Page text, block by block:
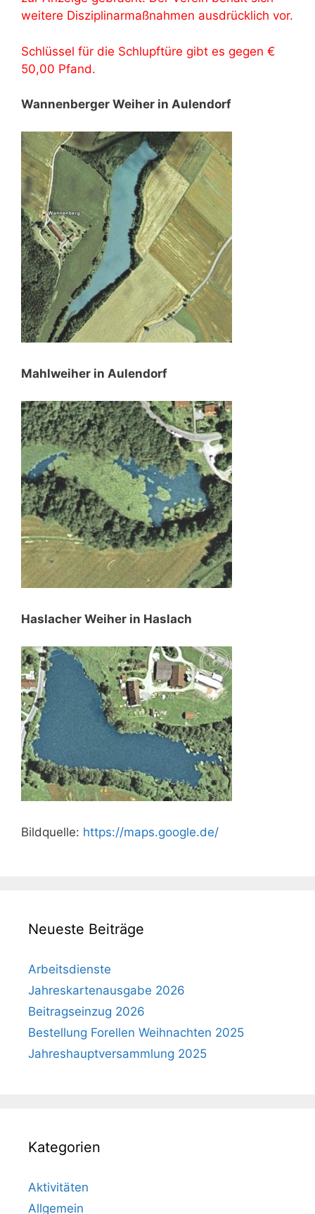
weitere Disziplinarmaßnahmen ausdrücklich vor.
Schlüssel für die Schlupftüre gibt es gegen €
50,00 Pfand.
Wannenberger Weiher in Aulendorf
Mahlweiher in Aulendorf
Haslacher Weiher in Haslach
Bildquelle: https://maps.google.de/
Neueste Beiträge
Arbeitsdienste
Jahreskartenausgabe 2026
Beitragseinzug 2026
Bestellung Forellen Weihnachten 2025
Jahreshauptversammlung 2025
Kategorien
Aktivitäten
Allgemein